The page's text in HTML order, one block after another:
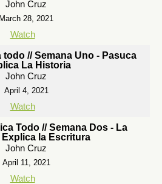
John Cruz
March 28, 2021
Watch
todo // Semana Uno - Pasuca
La Historia
John Cruz
April 4, 2021
Watch
Todo // Semana Dos - La
Explica la Escritura
John Cruz
April 11, 2021
Watch